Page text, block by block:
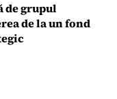
de grupul
de la un fond